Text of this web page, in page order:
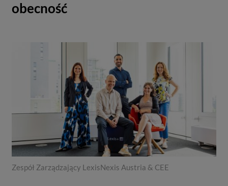
obecność
Zespół Zarządzający LexisNexis Austria & CEE